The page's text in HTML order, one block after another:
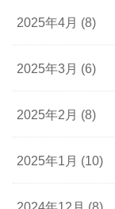
2025年4月 (8)
2025年3月 (6)
2025年2月 (8)
2025年1月 (10)